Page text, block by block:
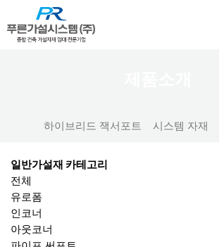
하이브리드 잭서포트 시스템 자재
일반가설재 카테고리
전체
유로폼
인코너
아웃코너